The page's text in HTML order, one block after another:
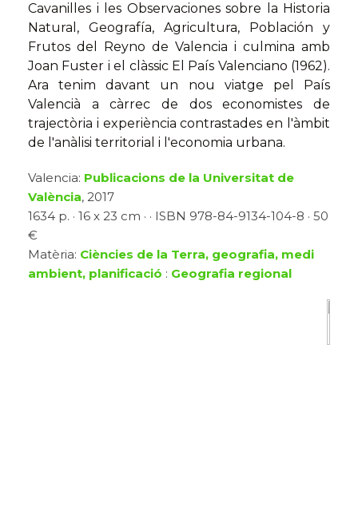
Cavanilles i les Observaciones sobre la Historia
Natural, Geografía, Agricultura, Población y
Frutos del Reyno de Valencia i culmina amb
Joan Fuster i el clàssic El País Valenciano (1962).
Ara tenim davant un nou viatge pel País
Valencià a càrrec de dos economistes de
trajectòria i experiència contrastades en l'àmbit
de l'anàlisi territorial i l'economia urbana.
Valencia: Publicacions de la Universitat de
València, 2017
1634 p. · 16 x 23 cm · · ISBN 978-84-9134-104-8 · 50
€
Matèria: Ciències de la Terra, geografia, medi
ambient, planificació : Geografia regional